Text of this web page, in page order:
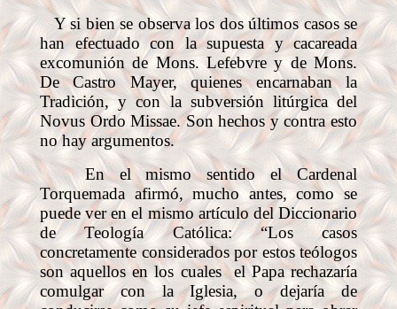
Y si bien se observa los dos últimos casos se
han efectuado con la supuesta y cacareada
excomunión de Mons. Lefebvre y de Mons.
De Castro Mayer, quienes encarnaban la
Tradición, y con la subversión litúrgica del
Novus Ordo Missae. Son hechos y contra esto
no hay argumentos.
En el mismo sentido el Cardenal
Torquemada afirmó, mucho antes, como se
puede ver en el mismo artículo del Diccionario
de Teología Católica: “Los casos
concretamente considerados por estos teólogos
son aquellos en los cuales
el Papa rechazaría
comulgar con la Iglesia, o dejaría de